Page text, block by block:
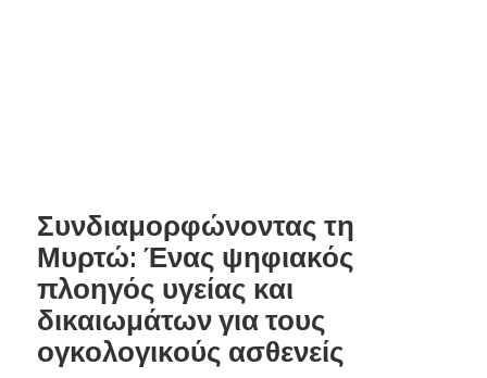
Συνδιαμορφώνοντας τη
Μυρτώ: Ένας ψηφιακός
πλοηγός υγείας και
δικαιωμάτων για τους
ογκολογικούς ασθενείς